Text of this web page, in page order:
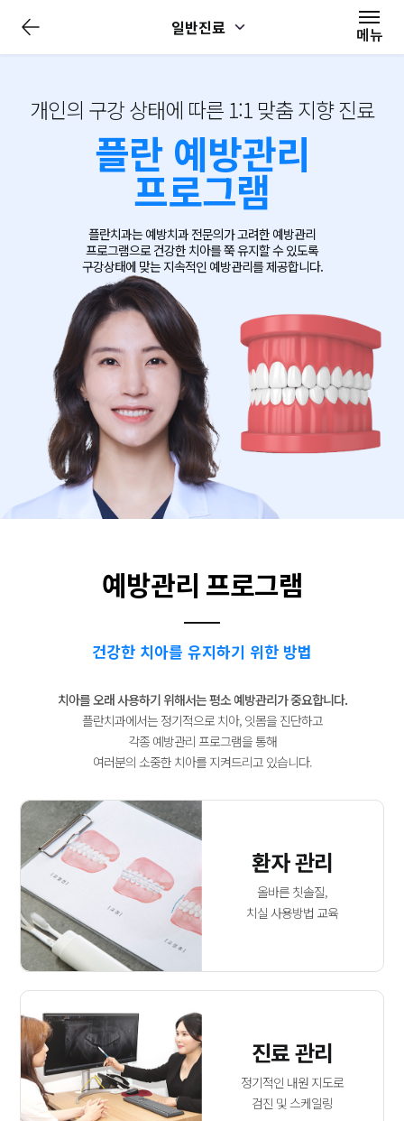
일반진료 메뉴
뉴
개인의 구강 상태에 따른 1:1 맞춤 지향 진료
플란 예방관리
프로그램
플란치과는 예방치과 전문의가 고려한 예방관리
프로그램으로 건강한 치아를 쭉 유지할 수 있도록
구강상태에 맞는 지속적인 예방관리를 제공합니다.
예방관리 프로그램
건강한 치아를 유지하기 위한 방법
치아를 오래 사용하기 위해서는 평소 예방관리가 중요합니다.
플란치과에서는 정기적으로 치아, 잇몸을 진단하고
각종 예방관리 프로그램을 통해
여러분의 소중한 치아를 지켜드리고 있습니다.
환자 관리
올바른 칫솔질,
치실 사용방법 교육
진료 관리
정기적인 내원 지도로
검진 및 스케일링